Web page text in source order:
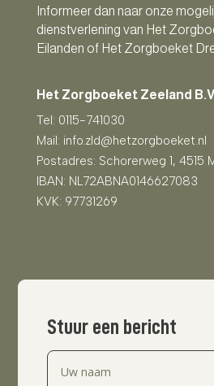
Informeer dan naar onze
dienstverlening van Het
Eilanden of Het Zorgboeket
Het Zorgboeket Zeeland
Tel: 0115-741030
Mail: info.zld@hetzorgboeket.nl
Postadres: Schorerweg 1, 4515
IBAN: NL72ABNA0146627083
KVK: 97731269
Stuur een bericht